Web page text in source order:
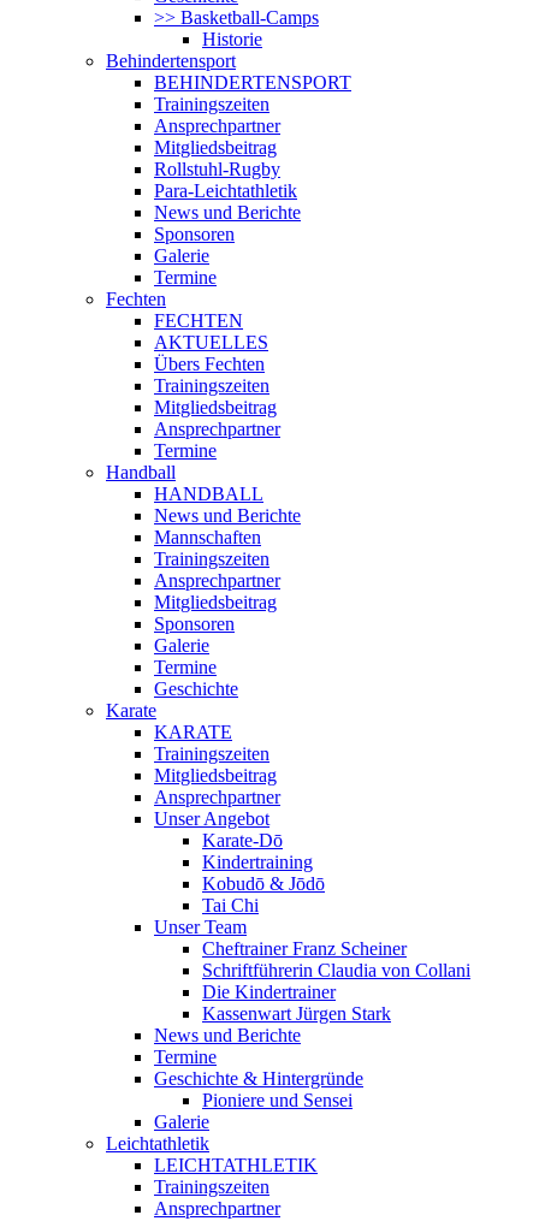
>> Basketball-Camps
Historie
Behindertensport
BEHINDERTENSPORT
Trainingszeiten
Ansprechpartner
Mitgliedsbeitrag
Rollstuhl-Rugby
Para-Leichtathletik
News und Berichte
Sponsoren
Galerie
Termine
Fechten
FECHTEN
AKTUELLES
Übers Fechten
Trainingszeiten
Mitgliedsbeitrag
Ansprechpartner
Termine
Handball
HANDBALL
News und Berichte
Mannschaften
Trainingszeiten
Ansprechpartner
Mitgliedsbeitrag
Sponsoren
Galerie
Termine
Geschichte
Karate
KARATE
Trainingszeiten
Mitgliedsbeitrag
Ansprechpartner
Unser Angebot
Karate-Dō
Kindertraining
Kobudō & Jōdō
Tai Chi
Unser Team
Cheftrainer Franz Scheiner
Schriftführerin Claudia von Collani
Die Kindertrainer
Kassenwart Jürgen Stark
News und Berichte
Termine
Geschichte & Hintergründe
Pioniere und Sensei
Galerie
Leichtathletik
LEICHTATHLETIK
Trainingszeiten
Ansprechpartner